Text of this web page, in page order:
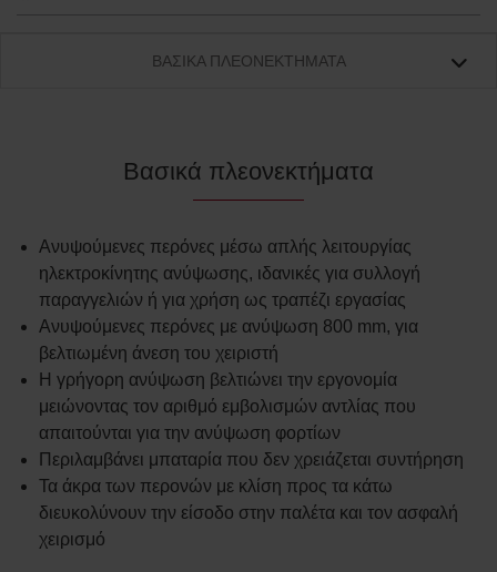
ΒΑΣΙΚΆ ΠΛΕΟΝΕΚΤΉΜΑΤΑ
Βασικά πλεονεκτήματα
Ανυψούμενες περόνες μέσω απλής λειτουργίας
ηλεκτροκίνητης ανύψωσης, ιδανικές για συλλογή
παραγγελιών ή για χρήση ως τραπέζι εργασίας
Ανυψούμενες περόνες με ανύψωση 800 mm, για
βελτιωμένη άνεση του χειριστή
Η γρήγορη ανύψωση βελτιώνει την εργονομία
μειώνοντας τον αριθμό εμβολισμών αντλίας που
απαιτούνται για την ανύψωση φορτίων
Περιλαμβάνει μπαταρία που δεν χρειάζεται συντήρηση
Τα άκρα των περονών με κλίση προς τα κάτω
διευκολύνουν την είσοδο στην παλέτα και τον ασφαλή
χειρισμό